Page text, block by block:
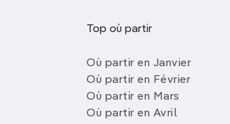
Top où partir
Où partir en Janvier
Où partir en Février
Où partir en Mars
Où partir en Avril